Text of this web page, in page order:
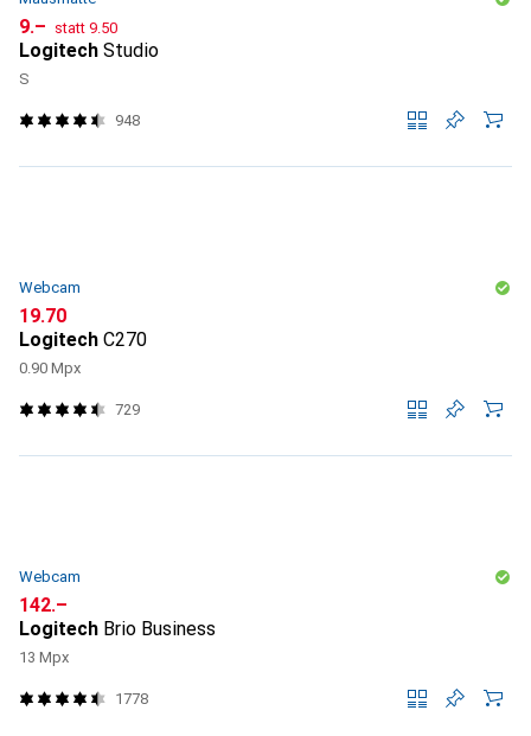
CHF
9.– statt CHF
9.50
Logitech Studio
S
948
Webcam
CHF
19.70
Logitech C270
0.90 Mpx
729
Webcam
CHF
142.–
Logitech Brio Business
13 Mpx
1778